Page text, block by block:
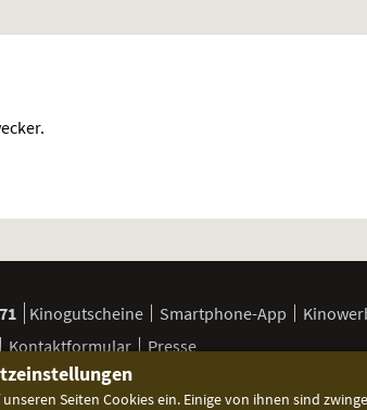
Kinogutscheine Smartphone-App
Kontaktformular Presse
Seiten Cookies ein. Einige von ihnen sind